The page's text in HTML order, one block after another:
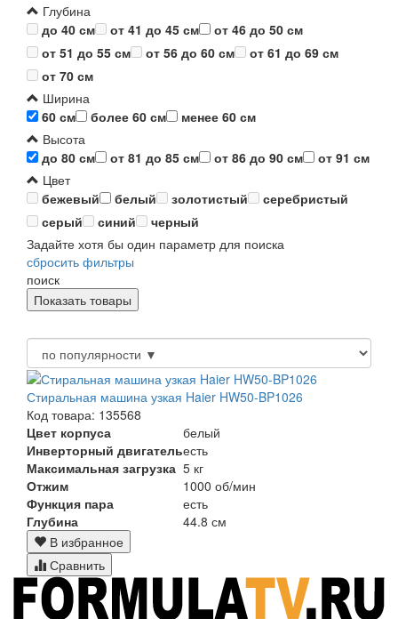
Глубина
до 40 см
от 41 до 45 см
от 46 до 50 см
от 51 до 55 см
от 56 до 60 см
от 61 до 69 см
от 70 см
Ширина
60 см
более 60 см
менее 60 см
Высота
до 80 см
от 81 до 85 см от 86 до 90 см
от 91 см
Цвет
бежевый
белый золотистый
серебристый
серый
синий
черный
Задайте хотя бы один параметр для поиска
сбросить фильтры
поиск
Стиральная машина узкая Haier HW50-BP1026
Код товара: 135568
Цвет корпуса
белый
Инверторный двигательесть
Максимальная загрузка 5 кг
Отжим
1000 об/мин
Функция пара
есть
Глубина
44.8 см
В избранное
Сравнить